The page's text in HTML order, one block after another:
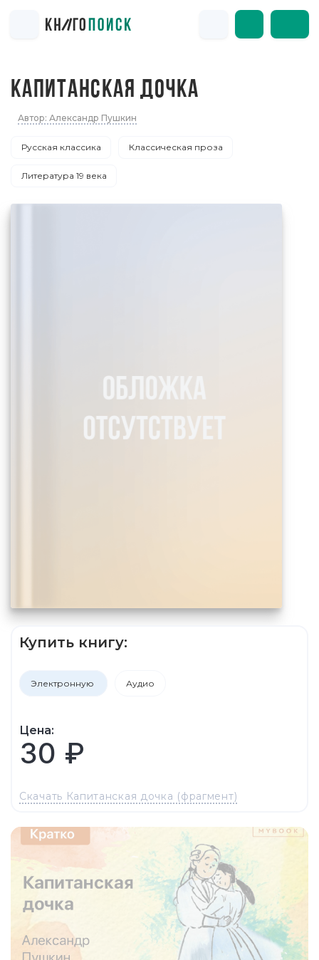
КАПИТАНСКАЯ ДОЧКА
Автор: Александр Пушкин
Русская классика Классическая проза
Литература 19 века
Купить книгу:
Электронную Аудио
Цена:
30 ₽
Скачать Капитанская дочка (фрагмент)